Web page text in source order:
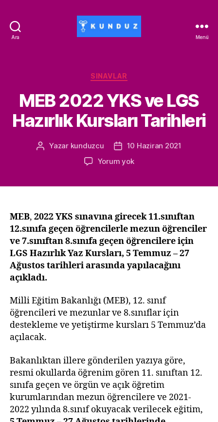
Ara
-
ALİSAN453T-
500ALİSAN
Menü
Kategoriler
SINAVLAR
MEB 2022 YKS ve LGS
Hazırlık Kursları Tarihleri
Yazının
Yazar kunduzcu
Yazı
tarihi
10 Haziran 2021
Yorum yokMEB
Hazırlık
Kursları
Tarihleri
MEB, 2022 YKS sınavına girecek 11.sınıftan
12.sınıfa geçen öğrencilerle mezun öğrenciler
ve 7.sınıftan 8.sınıfa geçen öğrencilere için
LGS Hazırlık Yaz Kursları, 5 Temmuz – 27
Ağustos tarihleri arasında yapılacağını
açıkladı.
Milli Eğitim Bakanlığı (MEB), 12. sınıf
öğrencileri ve mezunlar ve 8.sınıflar için
destekleme ve yetiştirme kursları 5 Temmuz’da
açılacak.
Bakanlıktan illere gönderilen yazıya göre,
resmi okullarda öğrenim gören 11. sınıftan 12.
sınıfa geçen ve örgün ve açık öğretim
kurumlarından mezun öğrencilere ve 2021-
2022 yılında 8.sınıf okuyacak verilecek eğitim,